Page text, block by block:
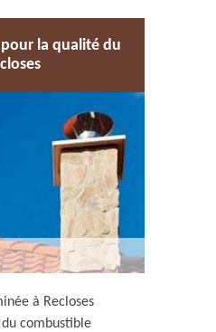
la qualité du
à Recloses
combustible